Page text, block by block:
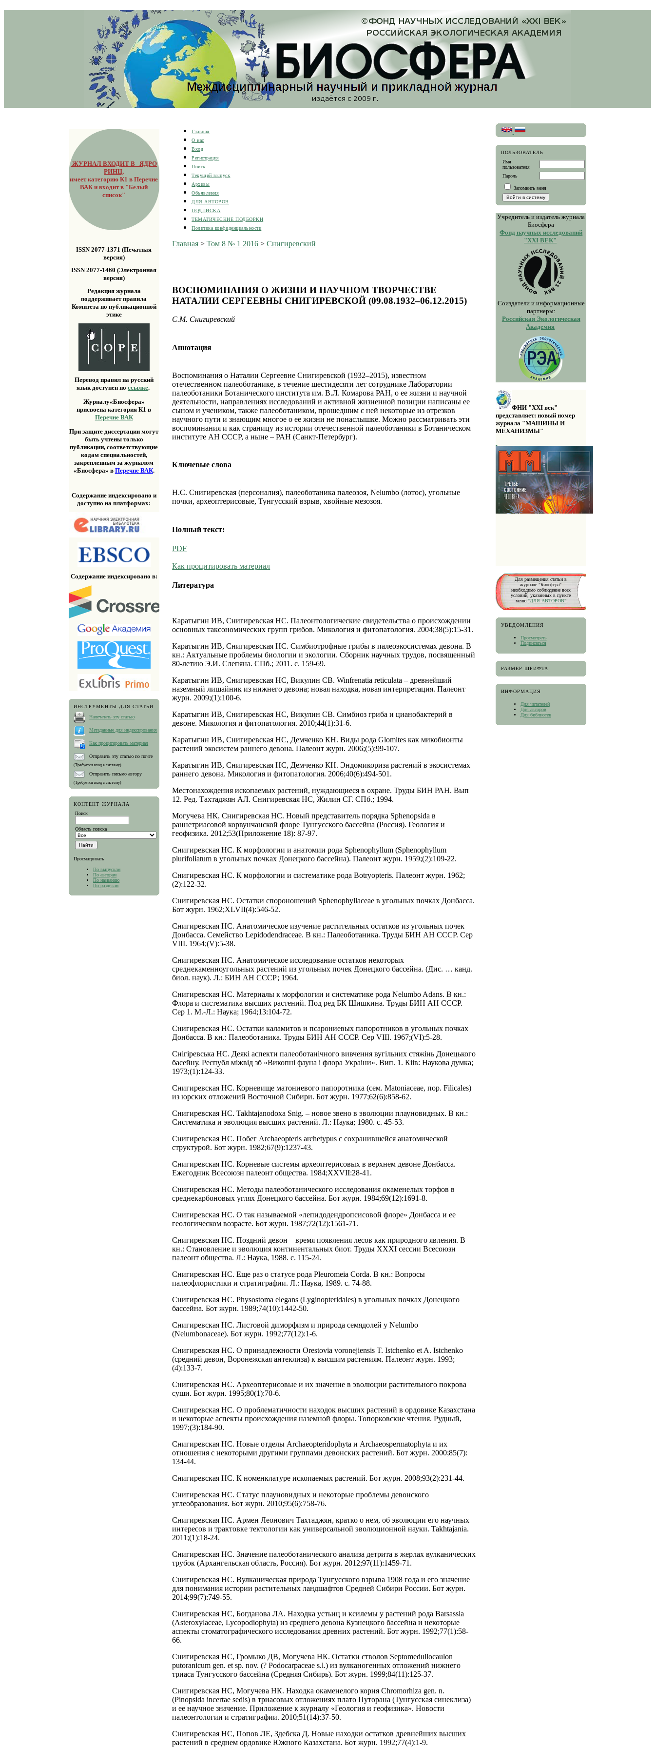
ЖУРНАЛ ВХОДИТ В ЯДРО
РИНЦ,
имеет категорию К1 в Перечне
ВАК и входит в "Белый
список"
ISSN 2077-1371 (Печатная
версия)
ISSN 2077-1460 (Электронная
версия)
Редакция журнала
поддерживает правила
Комитета по публикационной
этике
Перевод правил на русский
язык доступен поссылке.
Журналу«Биосфера»
присвоена категория К1 в
Перечне ВАК
При защите диссертации могут
быть учтены только
публикации, соответствующие
кодам специальностей,
закрепленным за журналом
«Биосфера» в Перечне ВАК.
Содержание индексировано и
доступно на платформах:
Содержание индексировано в:
ИНСТРУМЕНТЫ ДЛЯ СТАТЬИ
Напечатать эту статью
Метаданные для индексирования
Как процитировать материал
Отправить эту статью по почте
(Требуется вход в систему)
Отправить письмо автору
(Требуется вход в систему)
КОНТЕНТ ЖУРНАЛА
Поиск
Область поиска
Просматривать
По выпускам
По авторам
По названию
По разделам
ПОЛЬЗОВАТЕЛЬ
Имя
пользователя
Пароль
Запомнить меня
Учредитель и издатель журнала
Биосфера
Фонд научных исследований
"XXI ВЕК"
Соиздатели и информационные
партнеры:
Российская Экологическая
Академия
ФНИ "XXI век"
представляет: новый номер
журнала "МАШИНЫ И
МЕХАНИЗМЫ"
Для размещения статьи в
журнале "Биосфера"
необходимо соблюдение всех
условий, указанных в пункте
меню "ДЛЯ АВТОРОВ"
УВЕДОМЛЕНИЯ
Просмотреть
Подписаться
РАЗМЕР ШРИФТА
ИНФОРМАЦИЯ
Для читателей
Для авторов
Для библиотек
Главная
О нас
Вход
Регистрация
Поиск
Текущий выпуск
Архивы
Объявления
ДЛЯ АВТОРОВ
ПОДПИСКА
ТЕМАТИЧЕСКИЕ ПОДБОРКИ
Политика конфиденциальности
Главная >Том 8 № 1 2016 >Снигиревский
ВОСПОМИНАНИЯ О ЖИЗНИ И НАУЧНОМ ТВОРЧЕСТВЕ
НАТАЛИИ СЕРГЕЕВНЫ СНИГИРЕВСКОЙ (09.08.1932–06.12.2015)
С.М. Снигиревский
Аннотация
Воспоминания о Наталии Сергеевне Снигиревской (1932–2015), известном
отечественном палеоботанике, в течение шестидесяти лет сотруднике Лаборатории
палеоботаники Ботанического института им. В.Л. Комарова РАН, о ее жизни и научной
деятельности, направлениях исследований и активной жизненной позиции написаны ее
сыном и учеником, также палеоботаником, прошедшим с ней некоторые из отрезков
научного пути и знающим многое о ее жизни не понаслышке. Можно рассматривать эти
воспоминания и как страницу из истории отечественной палеоботаники в Ботаническом
институте АН СССР, а ныне – РАН (Санкт-Петербург).
Ключевые слова
Н.С. Снигиревская (персоналия), палеоботаника палеозоя, Nelumbo (лотос), угольные
почки, археоптерисовые, Тунгусский взрыв, хвойные мезозоя.
Полный текст:
PDF
Как процитировать материал
Литература
Каратыгин ИВ, Снигиревская НС. Палеонтологические свидетельства о происхождении
основных таксономических групп грибов. Микология и фитопатология. 2004;38(5):15-31.
Каратыгин ИВ, Снигиревская НС. Симбиотрофные грибы в палеоэкосистемах девона. В
кн.: Актуальные проблемы биологии и экологии. Сборник научных трудов, посвященный
80-летию Э.И. Слепяна. СПб.; 2011. с. 159-69.
Каратыгин ИВ, Снигиревская НС, Викулин СВ. Winfrenatia reticulata – древнейший
наземный лишайник из нижнего девона; новая находка, новая интерпретация. Палеонт
журн. 2009;(1):100-6.
Каратыгин ИВ, Снигиревская НС, Викулин СВ. Симбиоз гриба и цианобактерий в
девоне. Микология и фитопатология. 2010;44(1):31-6.
Каратыгин ИВ, Снигиревская НС, Демченко КН. Виды рода Glomites как микобионты
растений экосистем раннего девона. Палеонт журн. 2006;(5):99-107.
Каратыгин ИВ, Снигиревская НС, Демченко КН. Эндомикориза растений в экосистемах
раннего девона. Микология и фитопатология. 2006;40(6):494-501.
Местонахождения ископаемых растений, нуждающиеся в охране. Труды БИН РАН. Вып
12. Ред. Тахтаджян АЛ. Снигиревская НС, Жилин СГ. СПб.; 1994.
Могучева НК, Снигиревская НС. Новый представитель порядка Sphenopsida в
раннетриасовой корвунчанской флоре Тунгусского бассейна (Россия). Геология и
геофизика. 2012;53(Приложение 18): 87-97.
Снигиревская НС. К морфологии и анатомии рода Sphenophyllum (Sphenophyllum
plurifoliatum в угольных почках Донецкого бассейна). Палеонт журн. 1959;(2):109-22.
Снигиревская НС. К морфологии и систематике рода Botryopteris. Палеонт журн. 1962;
(2):122-32.
Снигиревская НС. Остатки спороношений Sphenophyllaceae в угольных почках Донбасса.
Бот журн. 1962;XLVII(4):546-52.
Снигиревская НС. Анатомическое изучение растительных остатков из угольных почек
Донбасса. Семейство Lepidodendraceae. В кн.: Палеоботаника. Труды БИН АН СССР. Сер
VIII. 1964;(V):5-38.
Снигиревская НС. Анатомическое исследование остатков некоторых
среднекаменноугольных растений из угольных почек Донецкого бассейна. (Дис. … канд.
биол. наук). Л.: БИН АН СССР; 1964.
Снигиревская НС. Материалы к морфологии и систематике рода Nelumbo Adans. В кн.:
Флора и систематика высших растений. Под ред БК Шишкина. Труды БИН АН СССР.
Сер 1. М.-Л.: Наука; 1964;13:104-72.
Снигиревская НС. Остатки каламитов и псарониевых папоротников в угольных почках
Донбасса. В кн.: Палеоботаника. Труды БИН АН СССР. Сер VIII. 1967;(VI):5-28.
Снiгiревська НС. Деякi аспекти палеоботанiчного вивчення вугiльних стяжiнь Донецького
басейну. Республ мiжвiд зб «Викопнi фауна i флора Украiни». Вип. 1. Кiiв: Наукова думка;
1973;(1):124-33.
Снигиревская НС. Корневище матониевого папоротника (сем. Matoniaceae, пор. Filicales)
из юрских отложений Восточной Сибири. Бот журн. 1977;62(6):858-62.
Снигиревская НС. Takhtajanodoxa Snig. – новое звено в эволюции плауновидных. В кн.:
Систематика и эволюция высших растений. Л.: Наука; 1980. с. 45-53.
Снигиревская НС. Побег Archaeopteris archetypus с сохранившейся анатомической
структурой. Бот журн. 1982;67(9):1237-43.
Снигиревская НС. Корневые системы археоптерисовых в верхнем девоне Донбасса.
Ежегодник Всесоюзн палеонт общества. 1984;XXVII:28-41.
Снигиревская НС. Методы палеоботанического исследования окаменелых торфов в
среднекарбоновых углях Донецкого бассейна. Бот журн. 1984;69(12):1691-8.
Снигиревская НС. О так называемой «лепидодендропсисовой флоре» Донбасса и ее
геологическом возрасте. Бот журн. 1987;72(12):1561-71.
Снигиревская НС. Поздний девон – время появления лесов как природного явления. В
кн.: Становление и эволюция континентальных биот. Труды XXXI сессии Всесоюзн
палеонт общества. Л.: Наука, 1988. с. 115-24.
Снигиревская НС. Еще раз о статусе рода Pleuromeia Corda. В кн.: Вопросы
палеофлористики и стратиграфии. Л.: Наука, 1989. с. 74-88.
Снигиревская НС. Physostoma elegans (Lyginopteridales) в угольных почках Донецкого
бассейна. Бот журн. 1989;74(10):1442-50.
Снигиревская НС. Листовой диморфизм и природа семядолей у Nelumbo
(Nelumbonaceae). Бот журн. 1992;77(12):1-6.
Снигиревская НС. О принадлежности Orestovia voronejiensis T. Istchenko et A. Istchenko
(средний девон, Воронежская антеклиза) к высшим растениям. Палеонт журн. 1993;
(4):133-7.
Снигиревская НС. Археоптерисовые и их значение в эволюции растительного покрова
суши. Бот журн. 1995;80(1):70-6.
Снигиревская НС. О проблематичности находок высших растений в ордовике Казахстана
и некоторые аспекты происхождения наземной флоры. Топорковские чтения. Рудный,
1997;(3):184-90.
Снигиревская НС. Новые отделы Archaeopteridophyta и Archaeospermatophyta и их
отношения с некоторыми другими группами девонских растений. Бот журн. 2000;85(7):
134-44.
Снигиревская НС. К номенклатуре ископаемых растений. Бот журн. 2008;93(2):231-44.
Снигиревская НС. Статус плауновидных и некоторые проблемы девонского
углеобразования. Бот журн. 2010;95(6):758-76.
Снигиревская НС. Армен Леонович Тахтаджян, кратко о нем, об эволюции его научных
интересов и трактовке тектологии как универсальной эволюционной науки. Takhtajania.
2011;(1):18-24.
Снигиревская НС. Значение палеоботанического анализа детрита в жерлах вулканических
трубок (Архангельская область, Россия). Бот журн. 2012;97(11):1459-71.
Снигиревская НС. Вулканическая природа Тунгусского взрыва 1908 года и его значение
для понимания истории растительных ландшафтов Средней Сибири России. Бот журн.
2014;99(7):749-55.
Снигиревская НС, Богданова ЛА. Находка устьиц и ксилемы у растений рода Barsassia
(Asteroxylaceae, Lycopodiophyta) из среднего девона Кузнецкого бассейна и некоторые
аспекты стоматографического исследования древних растений. Бот журн. 1992;77(1):58-
66.
Снигиревская НС, Громыко ДВ, Могучева НК. Остатки стволов Septomedullocaulon
putoranicum gen. et sp. nov. (? Podocarpaceae s.l.) из вулканогенных отложений нижнего
триаса Тунгусского бассейна (Средняя Сибирь). Бот журн. 1999;84(11):125-37.
Снигиревская НС, Могучева НК. Находка окаменелого корня Chromorhiza gen. n.
(Pinopsida incertae sedis) в триасовых отложениях плато Путорана (Тунгусская синеклиза)
и ее научное значение. Приложение к журналу «Геология и геофизика». Новости
палеонтологии и стратиграфии. 2010;51(14):37-50.
Снигиревская НС, Попов ЛЕ, Здебска Д. Новые находки остатков древнейших высших
растений в среднем ордовике Южного Казахстана. Бот журн. 1992;77(4):1-9.